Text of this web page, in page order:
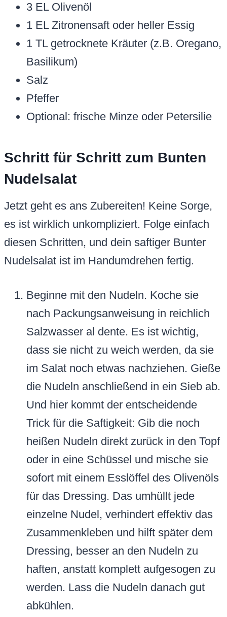
3 EL Olivenöl
1 EL Zitronensaft oder heller Essig
1 TL getrocknete Kräuter (z.B. Oregano,
Basilikum)
Salz
Pfeffer
Optional: frische Minze oder Petersilie
Schritt für Schritt zum Bunten
Nudelsalat
Jetzt geht es ans Zubereiten! Keine Sorge,
es ist wirklich unkompliziert. Folge einfach
diesen Schritten, und dein saftiger Bunter
Nudelsalat ist im Handumdrehen fertig.
Beginne mit den Nudeln. Koche sie
nach Packungsanweisung in reichlich
Salzwasser al dente. Es ist wichtig,
dass sie nicht zu weich werden, da sie
im Salat noch etwas nachziehen. Gieße
die Nudeln anschließend in ein Sieb ab.
Und hier kommt der entscheidende
Trick für die Saftigkeit: Gib die noch
heißen Nudeln direkt zurück in den Topf
oder in eine Schüssel und mische sie
sofort mit einem Esslöffel des Olivenöls
für das Dressing. Das umhüllt jede
einzelne Nudel, verhindert effektiv das
Zusammenkleben und hilft später dem
Dressing, besser an den Nudeln zu
haften, anstatt komplett aufgesogen zu
werden. Lass die Nudeln danach gut
abkühlen.